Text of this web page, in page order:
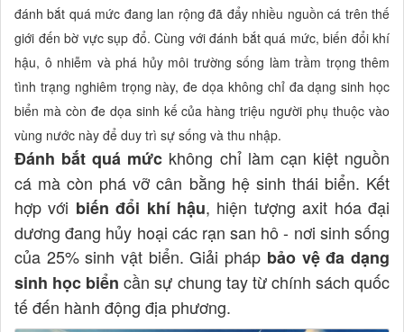
đánh bắt quá mức đang lan rộng đã đẩy nhiều nguồn cá trên thế
giới đến bờ vực sụp đổ. Cùng với đánh bắt quá mức, biến đổi khí
hậu, ô nhiễm và phá hủy môi trường sống làm trầm trọng thêm
tình trạng nghiêm trọng này, đe dọa không chỉ đa dạng sinh học
biển mà còn đe dọa sinh kế của hàng triệu người phụ thuộc vào
vùng nước này để duy trì sự sống và thu nhập.
Đánh bắt quá mức không chỉ làm cạn kiệt nguồn
cá mà còn phá vỡ cân bằng hệ sinh thái biển. Kết
hợp với biến đổi khí hậu, hiện tượng axit hóa đại
dương đang hủy hoại các rạn san hô - nơi sinh sống
của 25% sinh vật biển. Giải pháp bảo vệ đa dạng
sinh học biển cần sự chung tay từ chính sách quốc
tế đến hành động địa phương.